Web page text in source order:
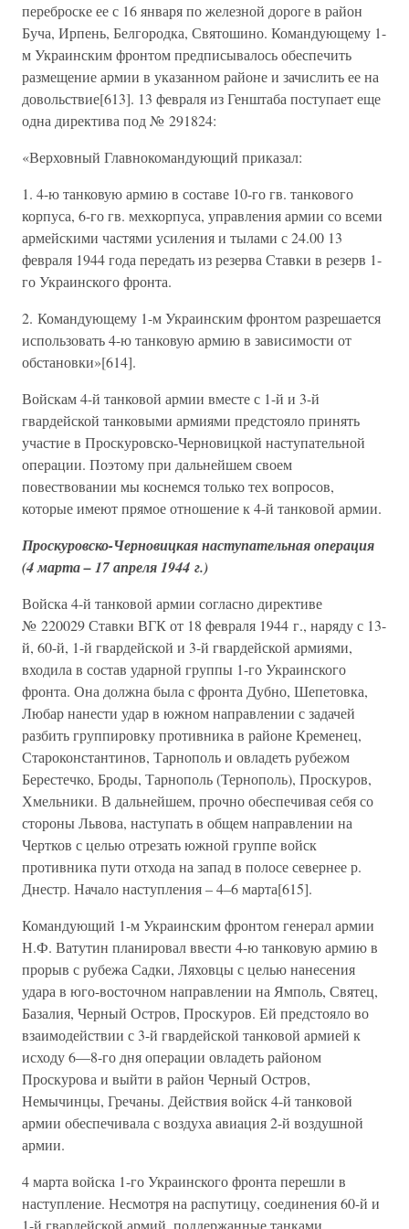
переброске ее с 16 января по железной дороге в район
Буча, Ирпень, Белгородка, Святошино. Командующему 1-
м Украинским фронтом предписывалось обеспечить
размещение армии в указанном районе и зачислить ее на
довольствие[613]. 13 февраля из Генштаба поступает еще
одна директива под № 291824:
«Верховный Главнокомандующий приказал:
1. 4-ю танковую армию в составе 10-го гв. танкового
корпуса, 6-го гв. мехкорпуса, управления армии со всеми
армейскими частями усиления и тылами с 24.00 13
февраля 1944 года передать из резерва Ставки в резерв 1-
го Украинского фронта.
2. Командующему 1-м Украинским фронтом разрешается
использовать 4-ю танковую армию в зависимости от
обстановки»[614].
Войскам 4-й танковой армии вместе с 1-й и 3-й
гвардейской танковыми армиями предстояло принять
участие в Проскуровско-Черновицкой наступательной
операции. Поэтому при дальнейшем своем
повествовании мы коснемся только тех вопросов,
которые имеют прямое отношение к 4-й танковой армии.
Проскуровско-Черновицкая наступательная операция
(4 марта – 17 апреля 1944 г.)
Войска 4-й танковой армии согласно директиве
№ 220029 Ставки ВГК от 18 февраля 1944 г., наряду с 13-
й, 60-й, 1-й гвардейской и 3-й гвардейской армиями,
входила в состав ударной группы 1-го Украинского
фронта. Она должна была с фронта Дубно, Шепетовка,
Любар нанести удар в южном направлении с задачей
разбить группировку противника в районе Кременец,
Староконстантинов, Тарнополь и овладеть рубежом
Берестечко, Броды, Тарнополь (Тернополь), Проскуров,
Хмельники. В дальнейшем, прочно обеспечивая себя со
стороны Львова, наступать в общем направлении на
Чертков с целью отрезать южной группе войск
противника пути отхода на запад в полосе севернее р.
Днестр. Начало наступления – 4–6 марта[615].
Командующий 1-м Украинским фронтом генерал армии
Н.Ф. Ватутин планировал ввести 4-ю танковую армию в
прорыв с рубежа Садки, Ляховцы с целью нанесения
удара в юго-восточном направлении на Ямполь, Святец,
Базалия, Черный Остров, Проскуров. Ей предстояло во
взаимодействии с 3-й гвардейской танковой армией к
исходу 6—8-го дня операции овладеть районом
Проскурова и выйти в район Черный Остров,
Немычинцы, Гречаны. Действия войск 4-й танковой
армии обеспечивала с воздуха авиация 2-й воздушной
армии.
4 марта войска 1-го Украинского фронта перешли в
наступление. Несмотря на распутицу, соединения 60-й и
1-й гвардейской армий, поддержанные танками,